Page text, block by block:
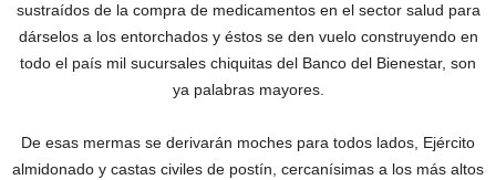
sustraídos de la compra de medicamentos en el sector salud para
dárselos a los entorchados y éstos se den vuelo construyendo en
todo el país mil sucursales chiquitas del Banco del Bienestar, son
ya palabras mayores.
De esas mermas se derivarán moches para todos lados, Ejército
almidonado y castas civiles de postín, cercanísimas a los más altos